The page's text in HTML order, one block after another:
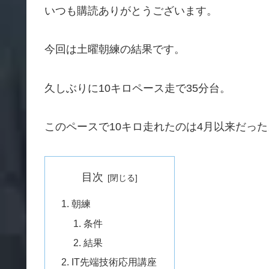
いつも購読ありがとうございます。
今回は土曜朝練の結果です。
久しぶりに10キロペース走で35分台。
このペースで10キロ走れたのは4月以来だった
目次
朝練
条件
結果
IT先端技術応用講座